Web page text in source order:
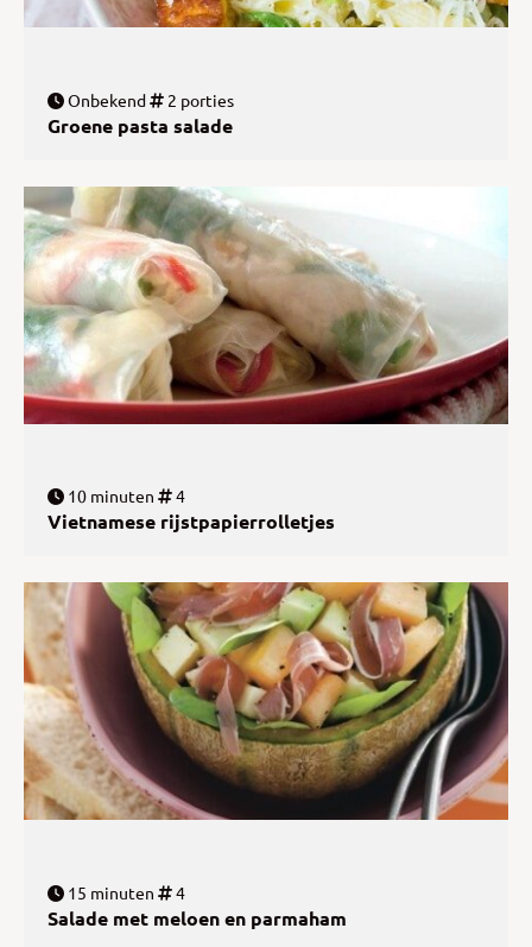
Onbekend 2 porties
Groene pasta salade
10 minuten 4
Vietnamese rijstpapierrolletjes
15 minuten 4
Salade met meloen en parmaham